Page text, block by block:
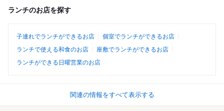
ランチのお店を探す
子連れでランチができるお店
個室でランチができるお店
ランチで使える和食のお店
座敷でランチができるお店
ランチができる日曜営業のお店
関連の情報をすべて表示する